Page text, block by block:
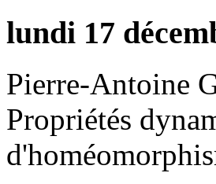
lundi 17
Pierre-Antoine
Propriétés